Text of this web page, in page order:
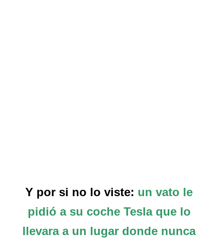
Y por si no lo viste: un vato le
pidió a su coche Tesla que lo
llevara a un lugar donde nunca